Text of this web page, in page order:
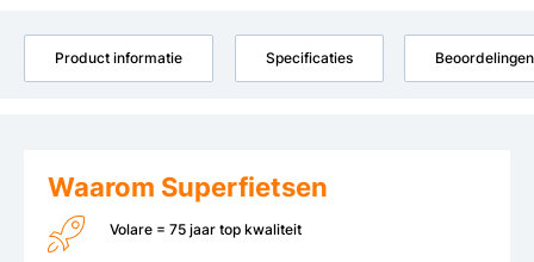
Product informatie Specificaties Beoordelingen
Waarom Superfietsen
Volare = 75 jaar top kwaliteit